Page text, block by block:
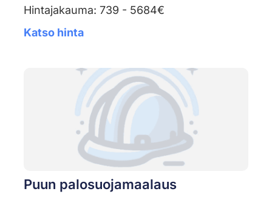
Hintajakauma: 739 - 5684€
Katso hinta
Puun palosuojamaalaus